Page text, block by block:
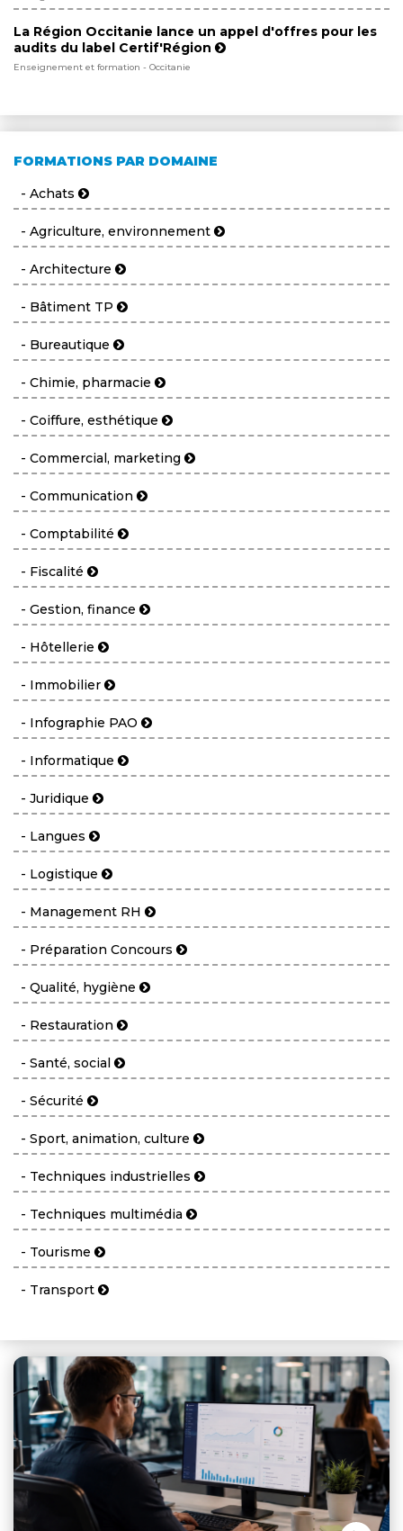
La Région Occitanie lance un appel d'offres pour les
audits du label Certif'Région
Enseignement et formation - Occitanie
FORMATIONS PAR DOMAINE
- Achats
- Agriculture, environnement
- Architecture
- Bâtiment TP
- Bureautique
- Chimie, pharmacie
- Coiffure, esthétique
- Commercial, marketing
- Communication
- Comptabilité
- Fiscalité
- Gestion, finance
- Hôtellerie
- Immobilier
- Infographie PAO
- Informatique
- Juridique
- Langues
- Logistique
- Management RH
- Préparation Concours
- Qualité, hygiène
- Restauration
- Santé, social
- Sécurité
- Sport, animation, culture
- Techniques industrielles
- Techniques multimédia
- Tourisme
- Transport